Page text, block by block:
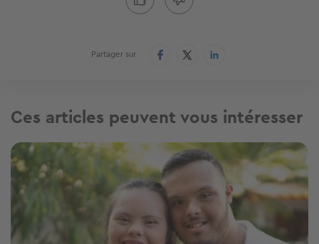
Partager sur
Ces articles peuvent vous intéresser
Image